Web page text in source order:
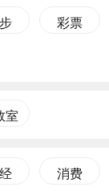
彩票
室
消费